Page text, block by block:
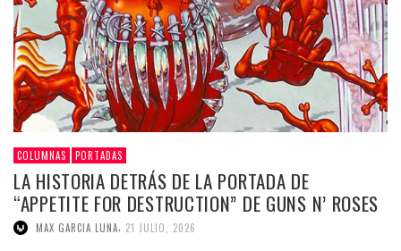
COLUMNAS PORTADAS
LA HISTORIA DETRÁS DE LA PORTADA DE
“APPETITE FOR DESTRUCTION” DE GUNS N’ ROSES
MAX GARCIA LUNA 21 JULIO, 2026